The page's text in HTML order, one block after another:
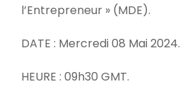
l’Entrepreneur » (MDE).
DATE : Mercredi 08 Mai 2024.
HEURE : 09h30 GMT.